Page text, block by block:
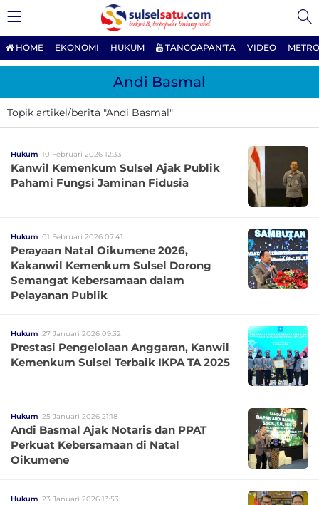
HOME EKONOMI HUKUM TANGGAPAN'TA VIDEO
Andi Basmal
Topik artikel/berita "Andi Basmal"
Hukum 10 Februari 2026 12:33
Kanwil Kemenkum Sulsel Ajak Publik
Pahami Fungsi Jaminan Fidusia
Hukum 01 Februari 2026 07:41
Perayaan Natal Oikumene 2026,
Kakanwil Kemenkum Sulsel Dorong
Semangat Kebersamaan dalam
Pelayanan Publik
Hukum 27 Januari 2026 09:32
Prestasi Pengelolaan Anggaran, Kanwil
Kemenkum Sulsel Terbaik IKPA TA 2025
Hukum 25 Januari 2026 21:18
Andi Basmal Ajak Notaris dan PPAT
Perkuat Kebersamaan di Natal
Oikumene
Hukum 23 Januari 2026 13:53